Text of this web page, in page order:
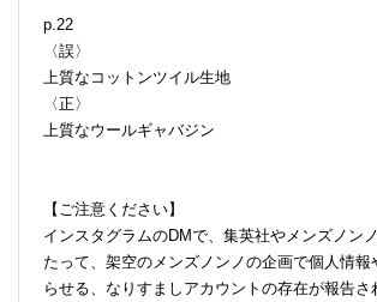
p.22
〈誤〉
上質なコットンツイル生地
〈正〉
上質なウールギャバジン
【ご注意ください】
インスタグラムのDMで、集英社やメンズノン
たって、架空のメンズノンノの企画で個人情報
らせる、なりすましアカウントの存在が報告さ